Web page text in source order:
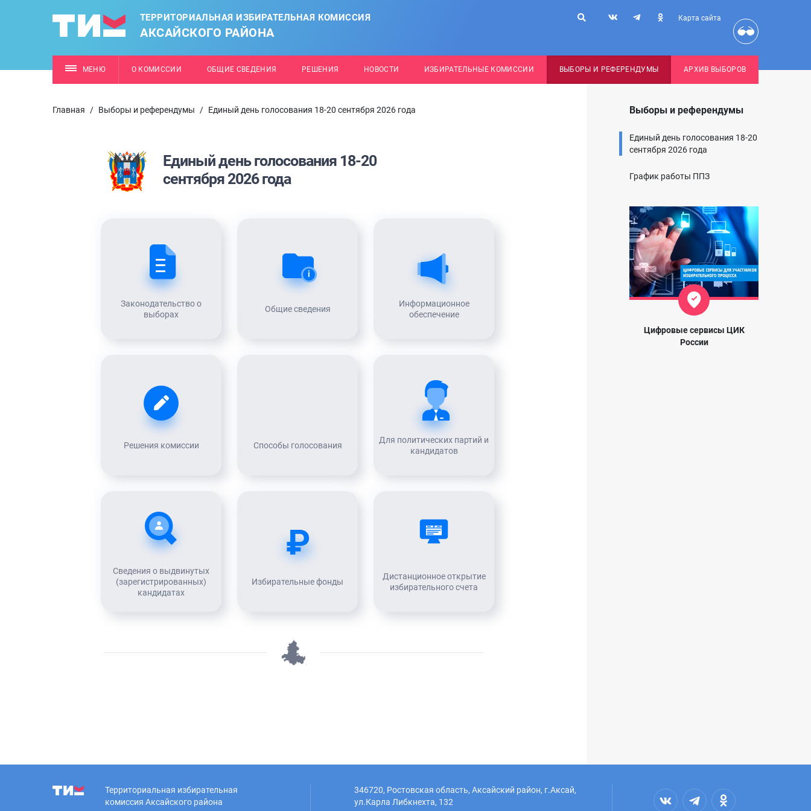
ТЕРРИТОРИАЛЬНАЯ ИЗБИРАТЕЛЬНАЯ КОМИССИЯ
АКСАЙСКОГО РАЙОНА
Карта сайта
МЕНЮ О КОМИССИИ ОБЩИЕ СВЕДЕНИЯ РЕШЕНИЯ НОВОСТИ ИЗБИРАТЕЛЬНЫЕ КОМИССИИ ВЫБОРЫ И РЕФЕРЕНДУМЫ АРХИВ ВЫБОРОВ
Главная / Выборы и референдумы / Единый день голосования 18-20 сентября 2026 года
Единый день голосования 18-20
сентября 2026 года
Законодательство о
выборах
i
Общие сведения
Информационное
обеспечение
Решения комиссии Способы голосования
Для политических партий и
кандидатов
Сведения о выдвинутых
(зарегистрированных)
кандидатах
₽
Избирательные фонды
Дистанционное открытие
избирательного счета
Выборы и референдумы
Единый день голосования 18-20
сентября 2026 года
График работы ППЗ
Цифровые сервисы ЦИК
России
Территориальная избирательная
комиссия Аксайского района
346720, Ростовская область, Аксайский район, г.Аксай,
ул.Карла Либкнехта, 132